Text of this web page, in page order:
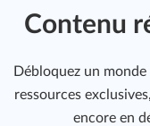
Contenu
Débloquez un
ressources
encore en